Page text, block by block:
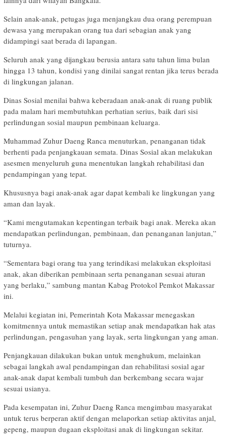
Selain anak-anak, petugas juga menjangkau dua orang perempuan
dewasa yang merupakan orang tua dari sebagian anak yang
didampingi saat berada di lapangan.
Seluruh anak yang dijangkau berusia antara satu tahun lima bulan
hingga 13 tahun, kondisi yang dinilai sangat rentan jika terus berada
di lingkungan jalanan.
Dinas Sosial menilai bahwa keberadaan anak-anak di ruang publik
pada malam hari membutuhkan perhatian serius, baik dari sisi
perlindungan sosial maupun pembinaan keluarga.
Muhammad Zuhur Daeng Ranca menuturkan, penanganan tidak
berhenti pada penjangkauan semata. Dinas Sosial akan melakukan
asesmen menyeluruh guna menentukan langkah rehabilitasi dan
pendampingan yang tepat.
Khususnya bagi anak-anak agar dapat kembali ke lingkungan yang
aman dan layak.
“Kami mengutamakan kepentingan terbaik bagi anak. Mereka akan
mendapatkan perlindungan, pembinaan, dan penanganan lanjutan,”
tuturnya.
“Sementara bagi orang tua yang terindikasi melakukan eksploitasi
anak, akan diberikan pembinaan serta penanganan sesuai aturan
yang berlaku,” sambung mantan Kabag Protokol Pemkot Makassar
ini.
Melalui kegiatan ini, Pemerintah Kota Makassar menegaskan
komitmennya untuk memastikan setiap anak mendapatkan hak atas
perlindungan, pengasuhan yang layak, serta lingkungan yang aman.
Penjangkauan dilakukan bukan untuk menghukum, melainkan
sebagai langkah awal pendampingan dan rehabilitasi sosial agar
anak-anak dapat kembali tumbuh dan berkembang secara wajar
sesuai usianya.
Pada kesempatan ini, Zuhur Daeng Ranca mengimbau masyarakat
untuk terus berperan aktif dengan melaporkan setiap aktivitas anjal,
gepeng, maupun dugaan eksploitasi anak di lingkungan sekitar.